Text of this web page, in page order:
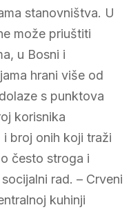
stanovništva. U
može priuštiti
u Bosni i
hrani više od
s punktova
korisnika
broj onih koji traži
često stroga i
rad. – Crveni
kuhinji